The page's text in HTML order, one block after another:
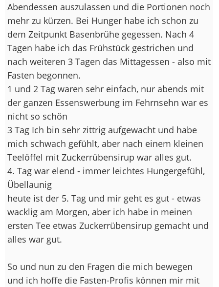
Abendessen auszulassen und die Portionen noch
mehr zu kürzen. Bei Hunger habe ich schon zu
dem Zeitpunkt Basenbrühe gegessen. Nach 4
Tagen habe ich das Frühstück gestrichen und
nach weiteren 3 Tagen das Mittagessen - also mit
Fasten begonnen.
1 und 2 Tag waren sehr einfach, nur abends mit
der ganzen Essenswerbung im Fehrnsehn war es
nicht so schön
3 Tag Ich bin sehr zittrig aufgewacht und habe
mich schwach gefühlt, aber nach einem kleinen
Teelöffel mit Zuckerrübensirup war alles gut.
4. Tag war elend - immer leichtes Hungergefühl,
Übellaunig
heute ist der 5. Tag und mir geht es gut - etwas
wacklig am Morgen, aber ich habe in meinen
ersten Tee etwas Zuckerrübensirup gemacht und
alles war gut.
So und nun zu den Fragen die mich bewegen
und ich hoffe die Fasten-Profis können mir mit